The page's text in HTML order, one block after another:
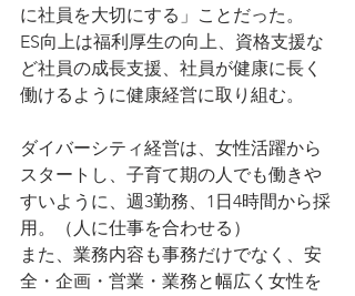
に社員を大切にする」ことだった。
ES向上は福利厚生の向上、資格支援な
ど社員の成長支援、社員が健康に長く
働けるように健康経営に取り組む。
ダイバーシティ経営は、女性活躍から
スタートし、子育て期の人でも働きや
すいように、週3勤務、1日4時間から採
用。（人に仕事を合わせる）
また、業務内容も事務だけでなく、安
全・企画・営業・業務と幅広く女性を